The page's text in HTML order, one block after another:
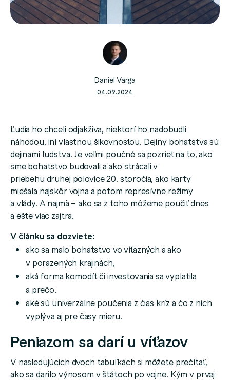
Daniel Varga
04.09.2024
Ľudia ho chceli odjakživa, niektorí ho nadobudli
náhodou, iní vlastnou šikovnosťou. Dejiny bohatstva sú
dejinami ľudstva. Je veľmi poučné sa pozrieť na to, ako
sme bohatstvo budovali a ako strácali v
priebehu druhej polovice 20. storočia, ako karty
miešala najskôr vojna a potom represívne režimy
a vlády. A najmä – ako sa z toho môžeme poučiť dnes
a ešte viac zajtra.
V článku sa dozviete:
ako sa malo bohatstvo vo víťazných a ako
v porazených krajinách,
aká forma komodít či investovania sa vyplatila
a prečo,
aké sú univerzálne poučenia z čias kríz a čo z nich
vyplýva aj pre časy mieru.
Peniazom sa darí u víťazov
V nasledujúcich dvoch tabuľkách si môžete prečítať,
ako sa darilo výnosom v štátoch po vojne. Kým v prvej